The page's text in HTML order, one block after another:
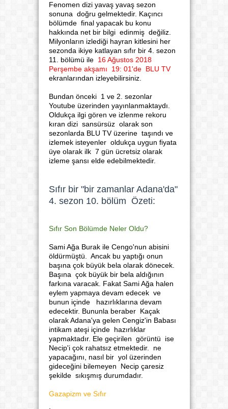
Fenomen dizi yavaş yavaş sezon
sonuna doğru gelmektedir. Kaçıncı
bölümde final yapacak bu konu
hakkında net bir bilgi edinmiş değiliz.
Milyonların izlediği hayran kitlesini her
sezonda ikiye katlayan sıfır bir 4. sezon
11. bölümü ile 16 Ağustos 2018
Perşembe akşamı 19: 01'de BLU TV
ekranlarından izleyebilirsiniz.
Bundan önceki 1 ve 2. sezonlar
Youtube üzerinden yayınlanmaktaydı.
Oldukça ilgi gören ve izlenme rekoru
kıran dizi sansürsüz olarak son
sezonlarda BLU TV üzerine taşındı ve
izlemek isteyenler oldukça uygun fiyata
üye olarak ilk 7 gün ücretsiz olarak
izleme şansı elde edebilmektedir.
Sıfır bir "bir zamanlar Adana'da"
4. sezon 10. bölüm Özeti:
Sıfır Son Bölümde Neler Oldu?
Sami Ağa Burak ile Cengo'nun abisini
öldürmüştü. Ancak bu yaptığı onun
başına çok büyük bela olarak dönecek.
Başına çok büyük bir bela aldığının
farkına varacak. Fakat Sami Ağa halen
eylem yapmaya devam edecek ve
bunun içinde hazırlıklarına devam
edecektir. Bununla beraber Kaçak
olarak Adana'ya gelen Cengiz'in Babası
intikam ateşi içinde hazırlıklar
yapmaktadır. Ele geçirilen görüntü ise
Necip'i çok rahatsız etmektedir. ne
yapacağını, nasıl bir yol üzerinden
gideceğini bilemeyen Necip çaresiz
şekilde sıkışmış durumdadır.
Gazapizm ve Sıfır